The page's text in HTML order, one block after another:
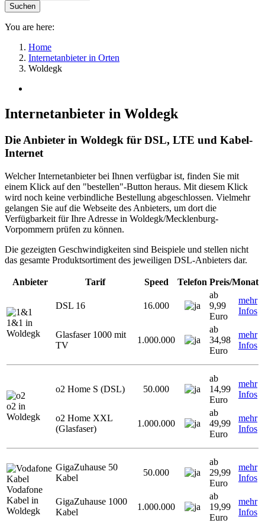
You are here:
Home
Internetanbieter in Orten
Woldegk
Internetanbieter in Woldegk
Die Anbieter in Woldegk für DSL, LTE und Kabel-
Internet
Welcher Internetanbieter bei Ihnen verfügbar ist, finden Sie mit
einem Klick auf den "bestellen"-Button heraus. Mit diesem Klick
wird noch keine verbindliche Bestellung abgeschlossen. Vielmehr
gelangen Sie auf die Webseite des Anbieters, um dort die
Verfügbarkeit für Ihre Adresse in Woldegk/Mecklenburg-
Vorpommern prüfen zu können.
Die gezeigten Geschwindigkeiten sind Beispiele und stellen nicht
das gesamte Produktsortiment des jeweiligen DSL-Anbieters dar.
Anbieter Tarif Speed Telefon Preis/Monat
1&1 in
Woldegk
DSL 16 16.000
ab
9,99
Euro
mehr
Infos
Glasfaser 1000 mit
TV
1.000.000
ab
34,98
Euro
mehr
Infos
o2 in
Woldegk
o2 Home S (DSL) 50.000
ab
14,99
Euro
mehr
Infos
o2 Home XXL
(Glasfaser)
1.000.000
ab
49,99
Euro
mehr
Infos
Vodafone
Kabel in
Woldegk
GigaZuhause 50
Kabel
50.000
ab
29,99
Euro
mehr
Infos
GigaZuhause 1000
Kabel
1.000.000
ab
19,99
Euro
mehr
Infos